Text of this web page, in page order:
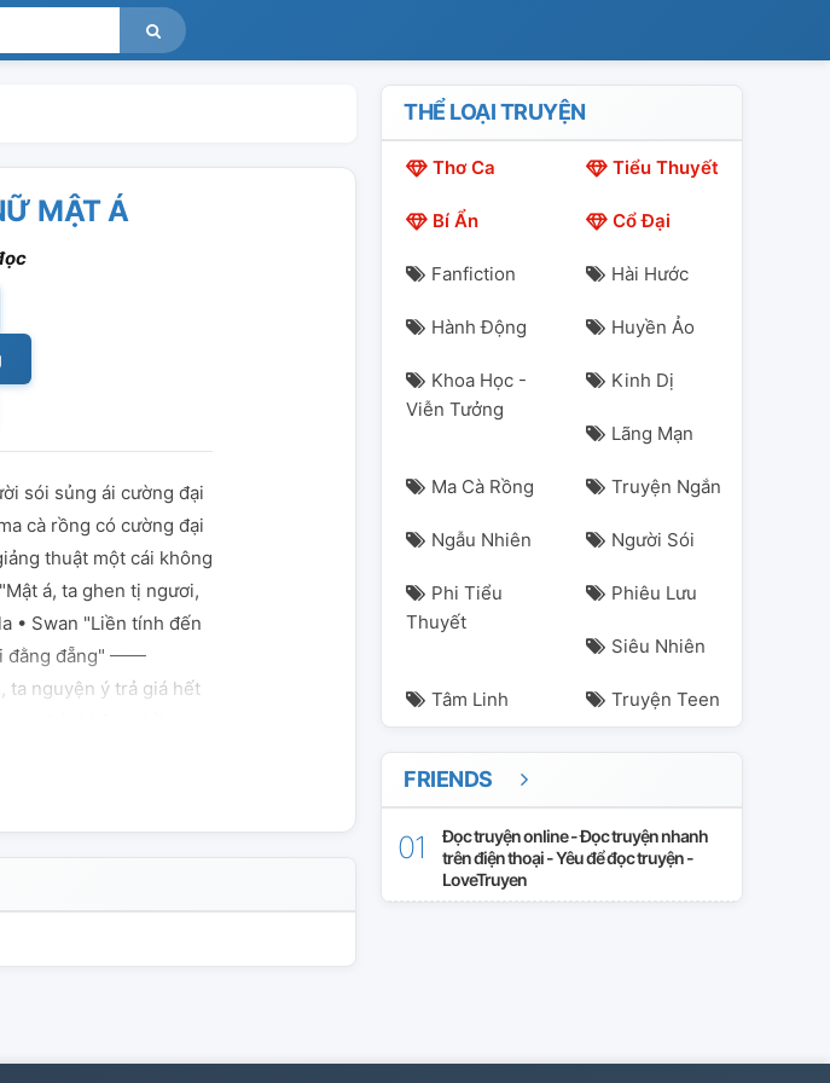
MẬT Á
sói sủng ái cường đại
cà rồng có cường đại
thuật một cái không
á, ta ghen tị ngươi,
• Swan "Liền tính đến
đằng đẵng" ——
ta nguyện ý trả giá hết
tộc Tìm tòi mấu chốt
THỂ LOẠI TRUYỆN
Thơ Ca Tiểu Thuyết
Bí Ẩn Cổ Đại
Fanfiction Hài Hước
Hành Động Huyền Ảo
Khoa Học -
Viễn Tưởng
Kinh Dị
Lãng Mạn
Ma Cà Rồng Truyện Ngắn
Ngẫu Nhiên Người Sói
Phi Tiểu
Thuyết
Phiêu Lưu
Siêu Nhiên
Tâm Linh Truyện Teen
FRIENDS
Đọc truyện online - Đọc truyện nhanh
trên điện thoại - Yêu để đọc truyện -
LoveTruyen